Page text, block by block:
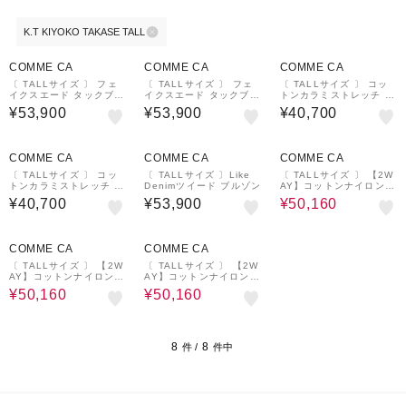
K.T KIYOKO TAKASE TALL
COMME CA
〔 TALLサイズ 〕 フェ
イクスエード タックブル
ゾン
¥53,900
COMME CA
〔 TALLサイズ 〕 フェ
イクスエード タックブル
ゾン
¥53,900
COMME CA
〔 TALLサイズ 〕 コッ
トンカラミストレッチ ブ
ルゾン
¥40,700
COMME CA
〔 TALLサイズ 〕 コッ
トンカラミストレッチ ブ
ルゾン
¥40,700
COMME CA
〔 TALLサイズ 〕Like
Denimツイード ブルゾン
¥53,900
COMME CA
〔 TALLサイズ 〕 【2W
AY】コットンナイロング
ログラン アノラックブル
ゾン
¥50,160
COMME CA
〔 TALLサイズ 〕 【2W
AY】コットンナイロング
ログラン アノラックブル
ゾン
¥50,160
COMME CA
〔 TALLサイズ 〕 【2W
AY】コットンナイロング
ログラン アノラックブル
ゾン
¥50,160
8 件 / 8 件中